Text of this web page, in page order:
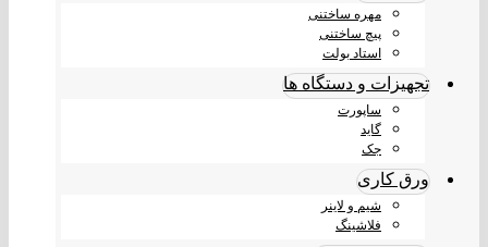
مهره ساختنی
پیچ ساختنی
استاد بولت
تجهیزات و دستگاه ها
ساپورت
گاید
جک
ورق کاری
شیم و لاینر
فلاشینگ